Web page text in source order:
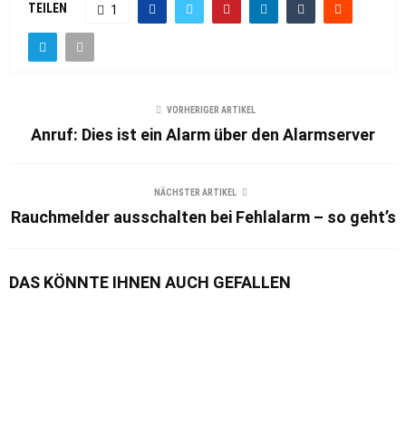
TEILEN 1
VORHERIGER ARTIKEL
Anruf: Dies ist ein Alarm über den Alarmserver
NÄCHSTER ARTIKEL
Rauchmelder ausschalten bei Fehlalarm – so geht’s
DAS KÖNNTE IHNEN AUCH GEFALLEN